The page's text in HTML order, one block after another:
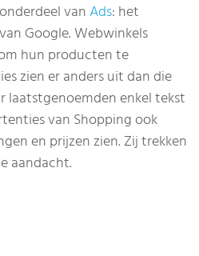
vanAds: het
Google. Webwinkels
hun producten te
zien er anders uit dan die
laatstgenoemden enkel tekst
van Shopping ook
en prijzen zien. Zij trekken
aandacht.